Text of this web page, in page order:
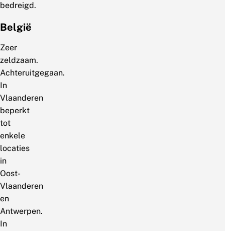
bedreigd.
België
Zeer
zeldzaam.
Achteruitgegaan.
In
Vlaanderen
beperkt
tot
enkele
locaties
in
Oost-
Vlaanderen
en
Antwerpen.
In